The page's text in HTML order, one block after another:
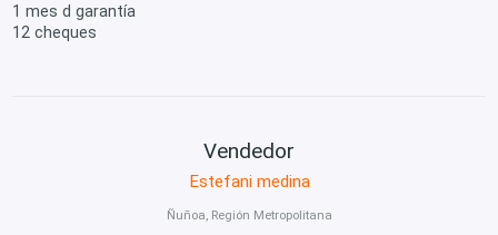
1 mes d garantía
12 cheques
Vendedor
Estefani medina
Ñuñoa, Región Metropolitana